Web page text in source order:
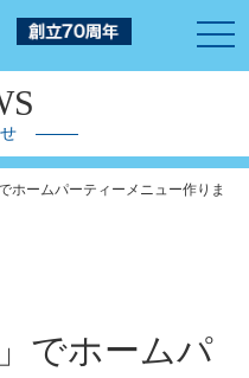
ームパーティーメニュー作りま
でホームパ